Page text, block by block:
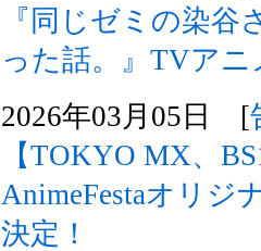
『同じゼミの染
った話。』TVアニ
2026年03月05日 [
【TOKYO MX、
AnimeFestaオリジ
決定！